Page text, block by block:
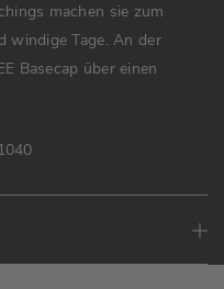
machen sie zum
windige Tage. An der
Basecap über einen